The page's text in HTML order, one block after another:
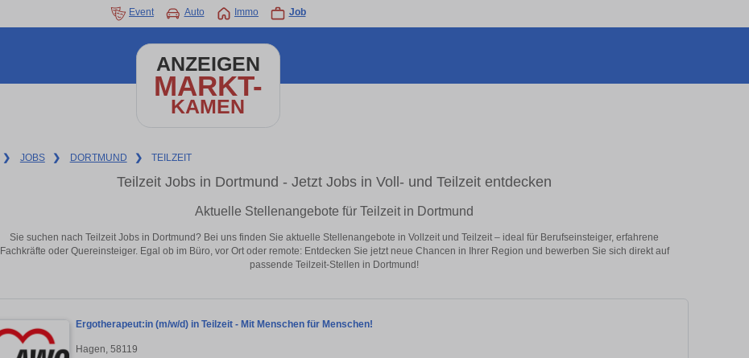
Event Auto Immo Job
ANZEIGEN
MARKT-
KAMEN
❯ JOBS ❯ DORTMUND ❯ TEILZEIT
Teilzeit Jobs in Dortmund - Jetzt Jobs in Voll- und Teilzeit entdecken
Aktuelle Stellenangebote für Teilzeit in Dortmund
Sie suchen nach Teilzeit Jobs in Dortmund? Bei uns finden Sie aktuelle Stellenangebote in Vollzeit und Teilzeit – ideal für Berufseinsteiger, erfahrene
Fachkräfte oder Quereinsteiger. Egal ob im Büro, vor Ort oder remote: Entdecken Sie jetzt neue Chancen in Ihrer Region und bewerben Sie sich direkt auf
passende Teilzeit-Stellen in Dortmund!
Ergotherapeut:in (m/w/d) in Teilzeit - Mit Menschen für Menschen!
Hagen, 58119